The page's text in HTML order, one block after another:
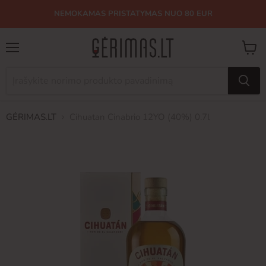
NEMOKAMAS PRISTATYMAS NUO 80 EUR
GĖRIMAS.LT